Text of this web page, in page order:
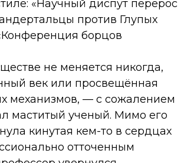
«Научный диспут перерос
против Глупых
борцов
не меняется никогда,
век или просвещённая
механизмов, — с сожалением
маститый ученый. Мимо его
кинутая кем-то в сердцах
отточенным